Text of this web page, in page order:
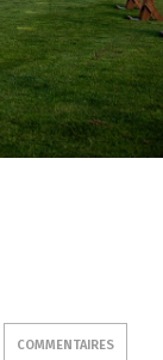
COMMENTAIRES